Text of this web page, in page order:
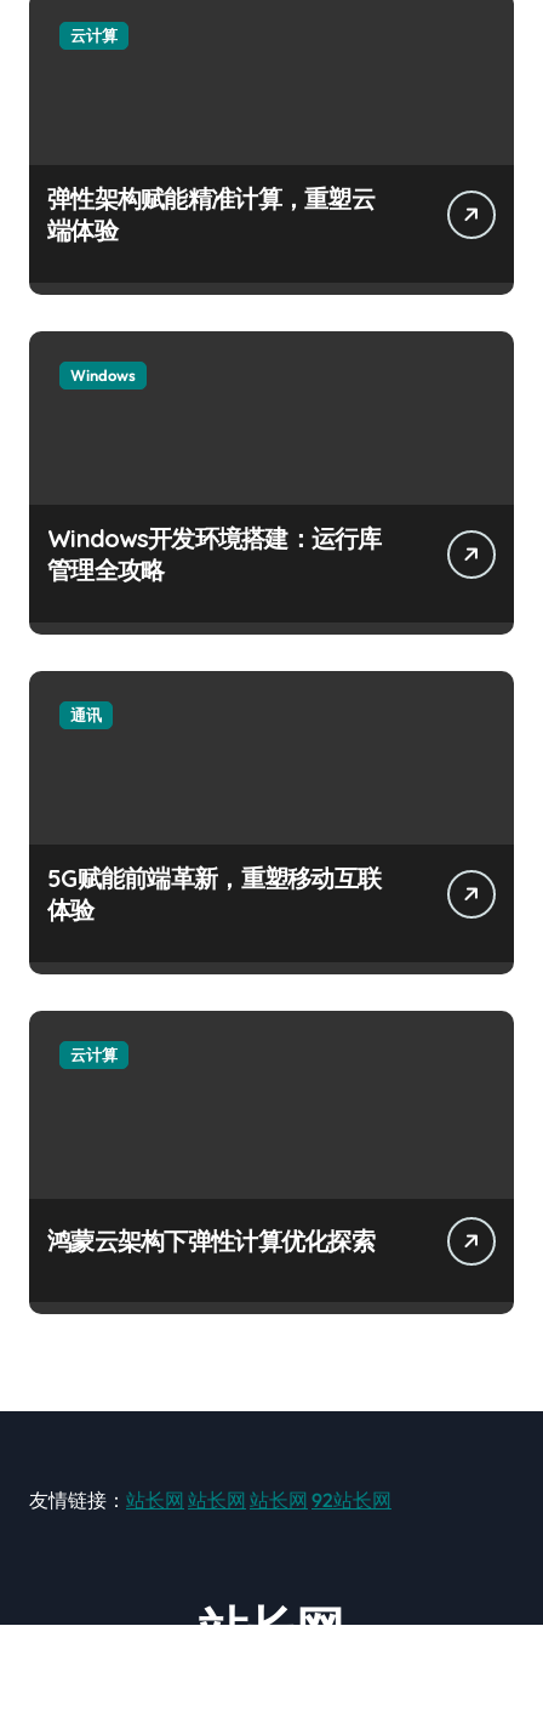
云计算
弹性架构赋能精准计算，重塑云
端体验
Windows
Windows开发环境搭建：运行库
管理全攻略
通讯
5G赋能前端革新，重塑移动互联
体验
云计算
鸿蒙云架构下弹性计算优化探索
友情链接： 站长网 站长网 站长网 92站长网
站长网